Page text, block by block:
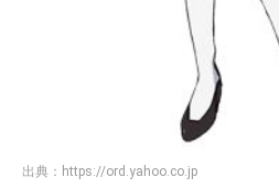
出典： https://ord.yahoo.co.jp